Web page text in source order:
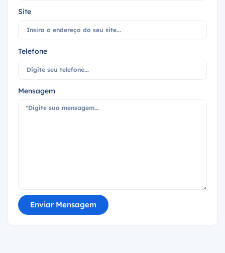
Site
Telefone
Mensagem
Enviar Mensagem